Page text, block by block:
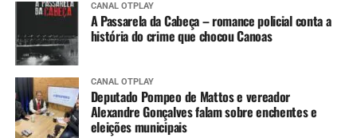
CANAL OTPLAY
A Passarela da Cabeça – romance policial conta a
história do crime que chocou Canoas
CANAL OTPLAY
Deputado Pompeo de Mattos e vereador
Alexandre Gonçalves falam sobre enchentes e
eleições municipais